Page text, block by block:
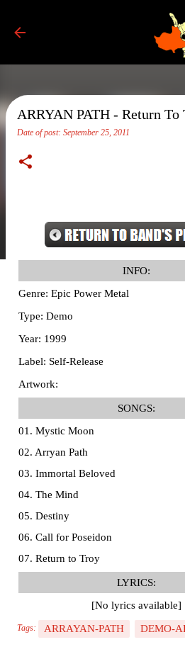
ARRYAN PATH - Return To
Date of post: September 25, 2011
INFO:
Genre: Epic Power Metal
Type: Demo
Year: 1999
Label: Self-Release
Artwork:
SONGS:
01. Mystic Moon
02. Arryan Path
03. Immortal Beloved
04. The Mind
05. Destiny
06. Call for Poseidon
07. Return to Troy
LYRICS:
[No lyrics available]
Tags: ARRAYAN-PATH DEMO-